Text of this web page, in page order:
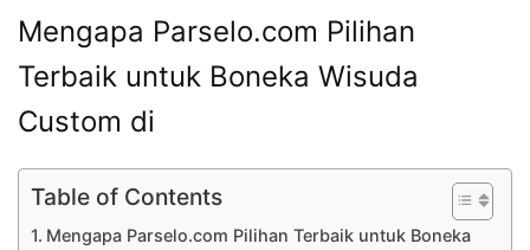
Mengapa Parselo.com Pilihan
Terbaik untuk Boneka Wisuda
Custom di
Table of Contents
Mengapa Parselo.com Pilihan Terbaik untuk Boneka